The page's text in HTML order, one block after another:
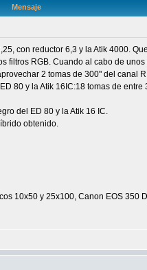
Mensaje
con reductor 6,3 y la Atik 4000.
RGB. Cuando al cabo de
2 tomas de 300" del canal
80 y la Atik 16IC:18 tomas de
del ED 80 y la Atik 16 IC.
obtenido.
10x50 y 25x100, Canon EOS 350